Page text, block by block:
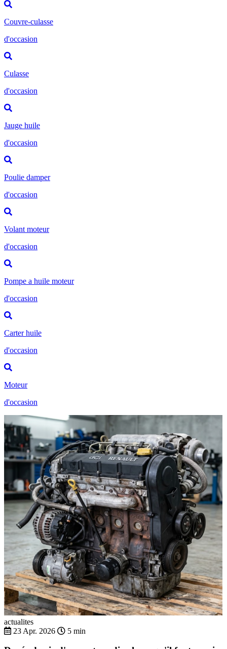
Couvre-culasse
d'occasion
Culasse
d'occasion
Jauge huile
d'occasion
Poulie damper
d'occasion
Volant moteur
d'occasion
Pompe a huile moteur
d'occasion
Carter huile
d'occasion
Moteur
d'occasion
actualites
23 Apr. 2026
5 min